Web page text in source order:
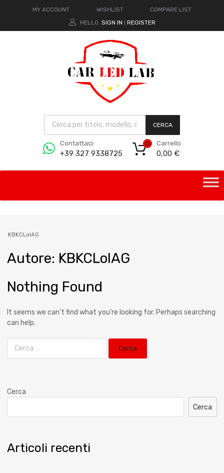
MY ACCOUNT WISHLIST
COMPARE LIST
HELLO. SIGN IN REGISTER
CERCA
Contattaci:
+39 327 9338725
Carrello
0,00 €
0
KBKCLolAG
Autore: KBKCLolAG
Nothing Found
It seems we can’t find what you’re looking for. Perhaps searching
can help.
Cerca
Cerca
Articoli recenti